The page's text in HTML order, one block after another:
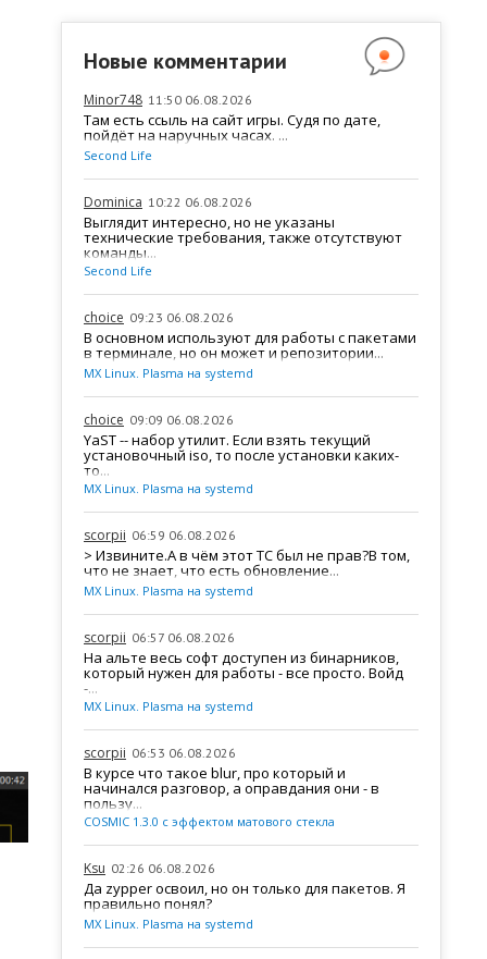
Новые комментарии
Minor748 11:50 06.08.2026
Там есть ссыль на сайт игры. Судя по дате,
пойдёт на наручных часах. ...
Second Life
Dominica 10:22 06.08.2026
Выглядит интересно, но не указаны
технические требования, также отсутствуют
команды...
Second Life
choice 09:23 06.08.2026
В основном используют для работы с пакетами
в терминале, но он может и репозитории...
MX Linux. Plasma на systemd
choice 09:09 06.08.2026
YaST -- набор утилит. Если взять текущий
установочный iso, то после установки каких-
то...
MX Linux. Plasma на systemd
scorpii 06:59 06.08.2026
> Извините.А в чём этот ТС был не прав?В том,
что не знает, что есть обновление...
MX Linux. Plasma на systemd
scorpii 06:57 06.08.2026
На альте весь софт доступен из бинарников,
который нужен для работы - все просто. Войд
-...
MX Linux. Plasma на systemd
scorpii 06:53 06.08.2026
В курсе что такое blur, про который и
начинался разговор, а оправдания они - в
пользу...
COSMIC 1.3.0 с эффектом матового стекла
Ksu 02:26 06.08.2026
Да zypper освоил, но он только для пакетов. Я
правильно понял?
MX Linux. Plasma на systemd